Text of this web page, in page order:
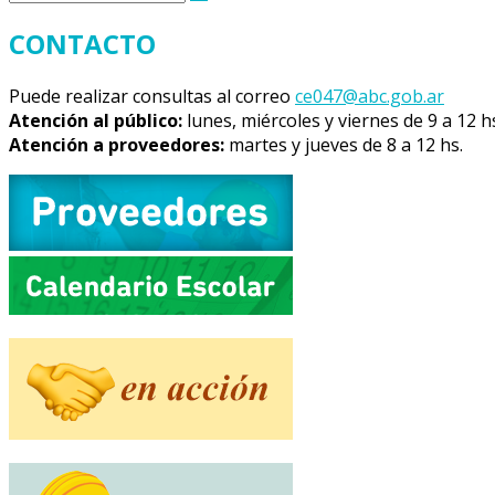
entrada
CONTACTO
Puede realizar consultas al correo ce047@abc.gob.ar
Atención al público: lunes, miércoles y viernes de 9 a 12
Atención a proveedores: martes y jueves de 8 a 12 hs.